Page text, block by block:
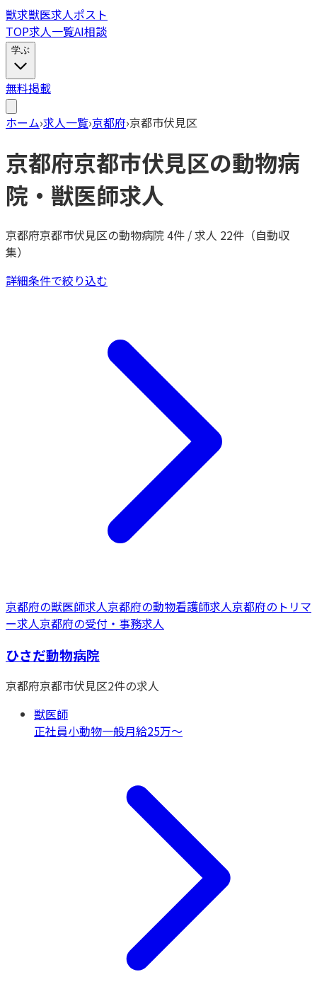
獣求獣医求人ポスト
TOP求人一覧AI相談
学ぶ
無料掲載
ホーム›求人一覧›京都府›京都市伏見区
京都府京都市伏見区の動物病
院・獣医師求人
京都府京都市伏見区の動物病院 4件 / 求人 22件（自動収
集）
詳細条件で絞り込む
京都府の獣医師求人京都府の動物看護師求人京都府の トリマ
ー求人京都府の受付・事務求人
ひさだ動物病院
京都府京都市伏見区2件の求人
獣医師
正社員小動物一般月給25万〜